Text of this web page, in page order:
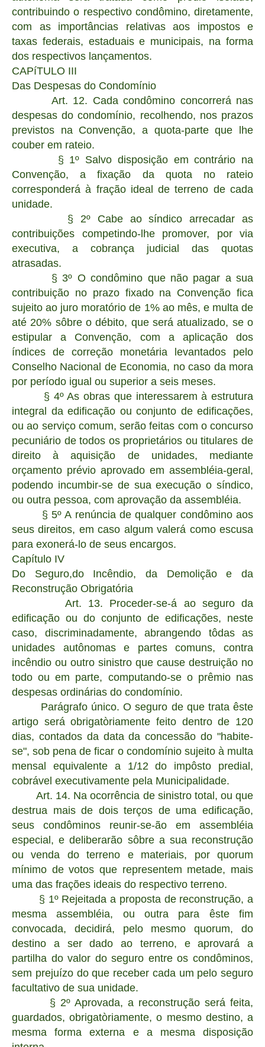
contribuindo o respectivo condômino, diretamente,
com as importâncias relativas aos impostos e
taxas federais, estaduais e municipais, na forma
dos respectivos lançamentos.
CAPíTULO III
Das Despesas do Condomínio
Art. 12. Cada condômino concorrerá nas
despesas do condomínio, recolhendo, nos prazos
previstos na Convenção, a quota-parte que lhe
couber em rateio.
§ 1º Salvo disposição em contrário na
Convenção, a fixação da quota no rateio
corresponderá à fração ideal de terreno de cada
unidade.
§ 2º Cabe ao síndico arrecadar as
contribuições competindo-lhe promover, por via
executiva, a cobrança judicial das quotas
atrasadas.
§ 3º O condômino que não pagar a sua
contribuição no prazo fixado na Convenção fica
sujeito ao juro moratório de 1% ao mês, e multa de
até 20% sôbre o débito, que será atualizado, se o
estipular a Convenção, com a aplicação dos
índices de correção monetária levantados pelo
Conselho Nacional de Economia, no caso da mora
por período igual ou superior a seis meses.
§ 4º As obras que interessarem à estrutura
integral da edificação ou conjunto de edificações,
ou ao serviço comum, serão feitas com o concurso
pecuniário de todos os proprietários ou titulares de
direito à aquisição de unidades, mediante
orçamento prévio aprovado em assembléia-geral,
podendo incumbir-se de sua execução o síndico,
ou outra pessoa, com aprovação da assembléia.
§ 5º A renúncia de qualquer condômino aos
seus direitos, em caso algum valerá como escusa
para exonerá-lo de seus encargos.
Capítulo IV
Do Seguro,do Incêndio, da Demolição e da
Reconstrução Obrigatória
Art. 13. Proceder-se-á ao seguro da
edificação ou do conjunto de edificações, neste
caso, discriminadamente, abrangendo tôdas as
unidades autônomas e partes comuns, contra
incêndio ou outro sinistro que cause destruição no
todo ou em parte, computando-se o prêmio nas
despesas ordinárias do condomínio.
Parágrafo único. O seguro de que trata êste
artigo será obrigatòriamente feito dentro de 120
dias, contados da data da concessão do "habite-
se", sob pena de ficar o condomínio sujeito à multa
mensal equivalente a 1/12 do impôsto predial,
cobrável executivamente pela Municipalidade.
Art. 14. Na ocorrência de sinistro total, ou que
destrua mais de dois terços de uma edificação,
seus condôminos reunir-se-ão em assembléia
especial, e deliberarão sôbre a sua reconstrução
ou venda do terreno e materiais, por quorum
mínimo de votos que representem metade, mais
uma das frações ideais do respectivo terreno.
§ 1º Rejeitada a proposta de reconstrução, a
mesma assembléia, ou outra para êste fim
convocada, decidirá, pelo mesmo quorum, do
destino a ser dado ao terreno, e aprovará a
partilha do valor do seguro entre os condôminos,
sem prejuízo do que receber cada um pelo seguro
facultativo de sua unidade.
§ 2º Aprovada, a reconstrução será feita,
guardados, obrigatòriamente, o mesmo destino, a
mesma forma externa e a mesma disposição